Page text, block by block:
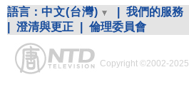
語言： 中文(台灣) 我們的服務
澄清與更正 倫理委員會
Copyright ©2002-2025